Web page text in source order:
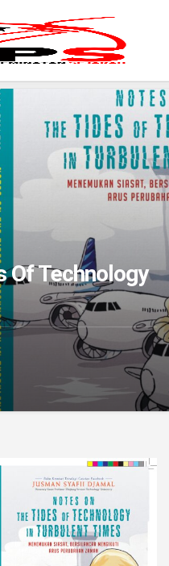
Of Technology